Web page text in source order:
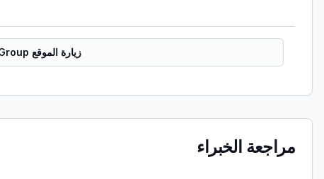
زيارة الموقع MultiBank Group
مراجعة الخبراء